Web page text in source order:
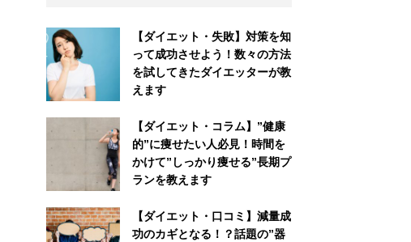
【ダイエット・失敗】対策を知
って成功させよう！数々の方法
を試してきたダイエッターが教
えます
【ダイエット・コラム】”健康
的”に痩せたい人必見！時間を
かけて”しっかり痩せる”長期プ
ランを教えます
【ダイエット・口コミ】減量成
功のカギとなる！？話題の”器